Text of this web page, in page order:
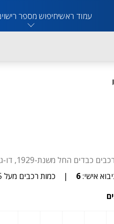
עמוד ראשיחיפוש מספר רישוי
אישי:6
| כמות רכבים מעל 3.5 טון ורכבי משא: